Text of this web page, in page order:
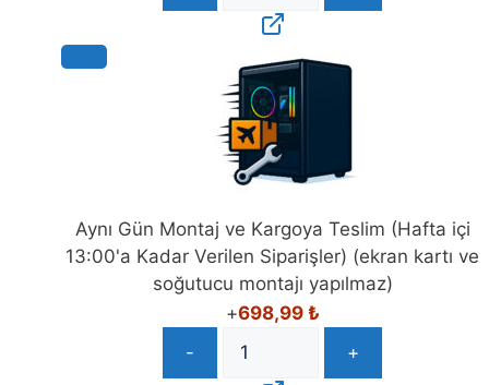
Aynı Gün Montaj ve Kargoya Teslim (Hafta içi
13:00'a Kadar Verilen Siparişler) (ekran kartı ve
soğutucu montajı yapılmaz)
+698,99 ₺
-
+